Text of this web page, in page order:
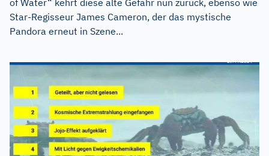
Star-Regisseur James Cameron, der das mystische
Pandora erneut in Szene...